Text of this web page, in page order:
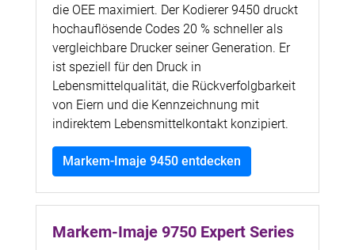
die OEE maximiert. Der Kodierer 9450 druckt
hochauflösende Codes 20 % schneller als
vergleichbare Drucker seiner Generation. Er
ist speziell für den Druck in
Lebensmittelqualität, die Rückverfolgbarkeit
von Eiern und die Kennzeichnung mit
indirektem Lebensmittelkontakt konzipiert.
Markem-Imaje 9450 entdecken
Markem-Imaje 9750 Expert Series